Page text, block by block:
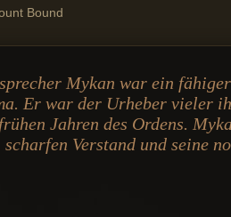
Bound
Mykan war ein
Er war der Urheber vieler
Jahren des Ordens.
scharfen Verstand und seine